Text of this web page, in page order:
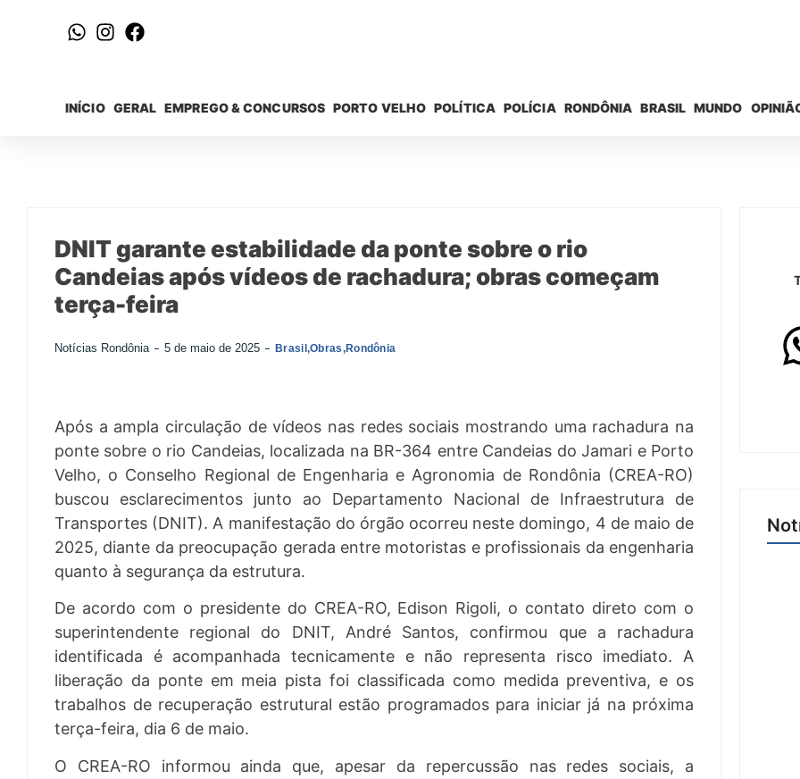
INÍCIO GERAL EMPREGO & CONCURSOS PORTO VELHO POLÍTICA POLÍCIA RONDÔNIA BRASIL MUNDO
DNIT garante estabilidade da ponte sobre o rio
Candeias após vídeos de rachadura; obras começam
terça-feira
Notícias Rondônia 5 de maio de 2025 Brasil ,Obras,Rondônia
Após a ampla circulação de vídeos nas redes sociais mostrando uma rachadura na
ponte sobre o rio Candeias, localizada na BR-364 entre Candeias do Jamari e Porto
Velho, o Conselho Regional de Engenharia e Agronomia de Rondônia (CREA-RO)
buscou esclarecimentos junto ao Departamento Nacional de Infraestrutura de
Transportes (DNIT). A manifestação do órgão ocorreu neste domingo, 4 de maio de
2025, diante da preocupação gerada entre motoristas e profissionais da engenharia
quanto à segurança da estrutura.
De acordo com o presidente do CREA-RO, Edison Rigoli, o contato direto com o
superintendente regional do DNIT, André Santos, confirmou que a rachadura
identificada é acompanhada tecnicamente e não representa risco imediato. A
liberação da ponte em meia pista foi classificada como medida preventiva, e os
trabalhos de recuperação estrutural estão programados para iniciar já na próxima
terça-feira, dia 6 de maio.
O CREA-RO informou ainda que, apesar da repercussão nas redes sociais, a